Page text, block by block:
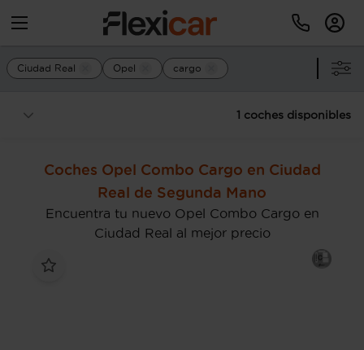
Ciudad Real Opel cargo
1 coches disponibles
Coches Opel Combo Cargo en Ciudad
Real de Segunda Mano
Encuentra tu nuevo Opel Combo Cargo en
Ciudad Real al mejor precio